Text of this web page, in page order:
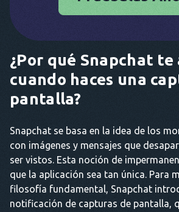
¿Por qué Snapchat te
cuando haces una
pantalla?
Snapchat se basa en la idea de los
con imágenes y mensajes que
ser vistos. Esta noción de
que la aplicación sea tan única. Para
filosofía fundamental, Snapchat
notificación de capturas de pantalla,